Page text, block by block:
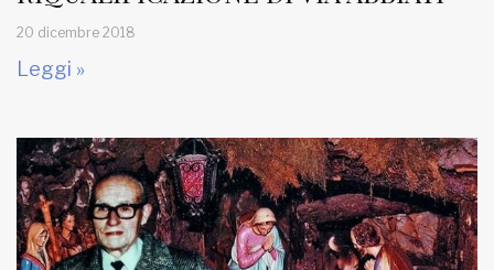
20 dicembre 2018
Leggi »